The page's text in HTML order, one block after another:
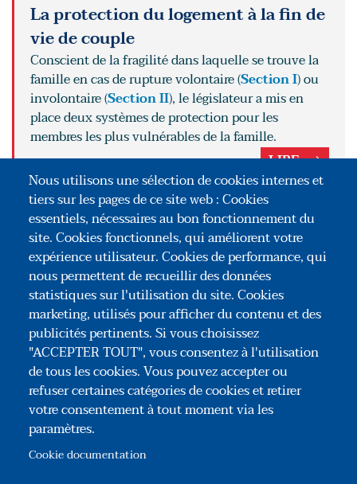
La protection du logement à la fin de
vie de couple
Conscient de la fragilité dans laquelle se trouve la
famille en cas de rupture volontaire (Section I) ou
involontaire (Section II), le législateur a mis en
place deux systèmes de protection pour les
membres les plus vulnérables de la famille.
LIRE
POUR ALLER PLUS LOIN
La protection du logement lors de la
séparation « volontaire » du couple
La protection du logement du survivant
Nous utilisons une sélection de cookies internes et
tiers sur les pages de ce site web : Cookies
essentiels, nécessaires au bon fonctionnement du
site. Cookies fonctionnels, qui améliorent votre
expérience utilisateur. Cookies de performance, qui
nous permettent de recueillir des données
statistiques sur l'utilisation du site. Cookies
marketing, utilisés pour afficher du contenu et des
publicités pertinents. Si vous choisissez
"ACCEPTER TOUT", vous consentez à l'utilisation
de tous les cookies. Vous pouvez accepter ou
refuser certaines catégories de cookies et retirer
votre consentement à tout moment via les
paramètres.
Cookie documentation
Association Congrès des Notaires de France
35, rue du Général Foy – 75008 Paris